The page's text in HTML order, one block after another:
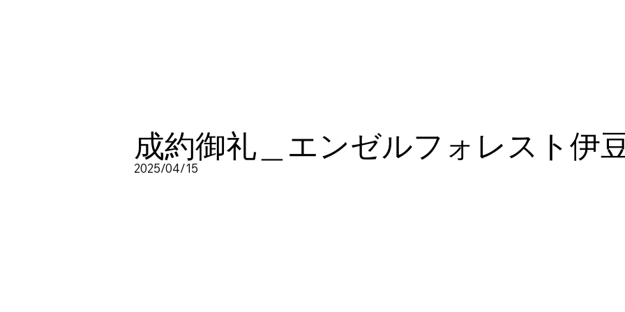
成約御礼＿エンゼルフォレスト
2025/04/15